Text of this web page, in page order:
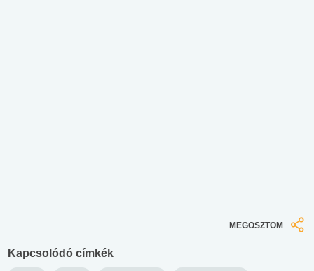
MEGOSZTOM
Kapcsolódó címkék